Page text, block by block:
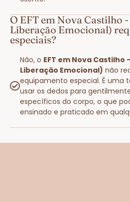
O EFT em Nova Castilho
Liberação Emocional)
especiais?
Não, o EFT em Nova Castilho
Liberação Emocional) não
equipamento especial. É uma
usar os dedos para
específicos do corpo, o que
ensinado e praticado em